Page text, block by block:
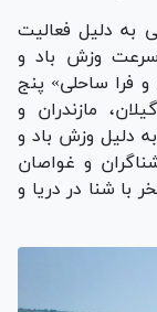
به دلیل فعالیت
وزش باد و
و فرا ساحلی» پنج
مازندران و
دلیل وزش باد و
و غواصان
با شنا در دریا و